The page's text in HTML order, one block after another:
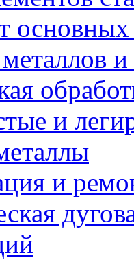
и
и
и